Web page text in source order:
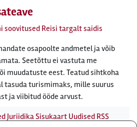
soovitused Reisi targalt saidis
osapoolte andmetel ja võib
Seetõttu ei vastuta me
muudatuste eest. Teatud sihtkoha
tasuda turismimaks, mille suurus
ja viibitud ööde arvust.
JuriidikaSisukaart Uudised RSS